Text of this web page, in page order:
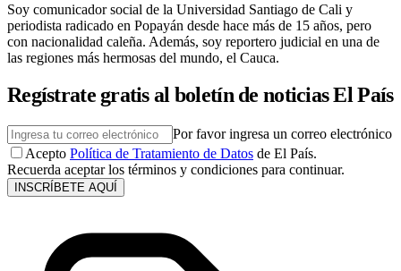
Soy comunicador social de la Universidad Santiago de Cali y
periodista radicado en Popayán desde hace más de 15 años, pero
con nacionalidad caleña. Además, soy reportero judicial en una de
las regiones más hermosas del mundo, el Cauca.
Regístrate gratis al boletín de noticias El País
Por favor ingresa un correo electrónico
Acepto Política de Tratamiento de Datos de El País.
Recuerda aceptar los términos y condiciones para continuar.
INSCRÍBETE AQUÍ